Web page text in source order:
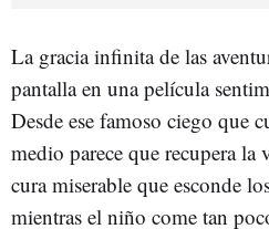
La gracia infinita de las
pantalla en una película
Desde ese famoso ciego que
medio parece que recupera
cura miserable que esconde
mientras el niño come tan